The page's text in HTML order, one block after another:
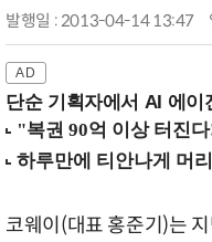
발행일 : 2013-04-14 13:47
단순 기획자에서 AI 에이
코웨이(대표 홍준기)는